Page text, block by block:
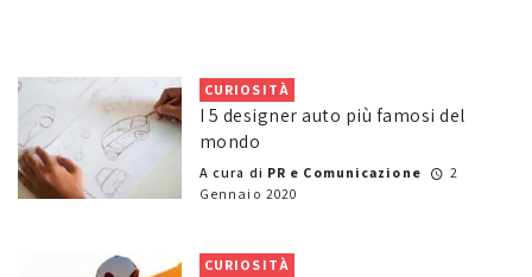
CURIOSITÀ
I 5 designer auto più famosi del
mondo
A cura di PR e Comunicazione
2
Gennaio 2020
CURIOSITÀ